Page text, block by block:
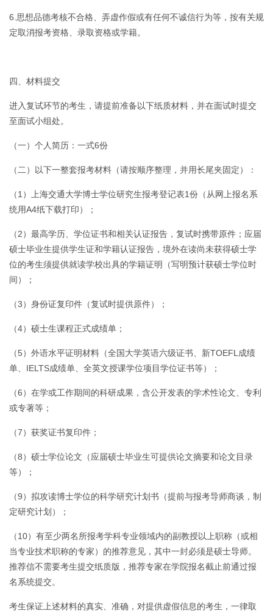
6.思想品德考核不合格、弄虚作假或有任何不诚信行为等，按有关规
定取消报考资格、录取资格或学籍。
四、材料提交
进入复试环节的考生，请提前准备以下纸质材料，并在面试时提交
至面试小组处。
（一）个人简历：一式6份
（二）以下一整套报考材料（请按顺序整理，并用长尾夹固定）：
（1）上海交通大学博士学位研究生报考登记表1份（从网上报名系
统用A4纸下载打印）；
（2）最高学历、学位证书和相关认证报告，复试时携带原件；应届
硕士毕业生提供学生证和学籍认证报告，境外在读尚未获得硕士学
位的考生须提供就读学校出具的学籍证明（写明预计获硕士学位时
间）；
（3）身份证复印件（复试时提供原件）；
（4）硕士生课程正式成绩单；
（5）外语水平证明材料（全国大学英语六级证书、新TOEFL成绩
单、IELTS成绩单、全英文授课学位项目学位证书等）；
（6）在学或工作期间的科研成果，含公开发表的学术性论文、专利
或专著等；
（7）获奖证书复印件；
（8）硕士学位论文（应届硕士毕业生可提供论文摘要和论文目录
等）；
（9）拟攻读博士学位的科学研究计划书（提前与报考导师商谈，制
定研究计划）；
（10）有至少两名所报考学科专业领域内的副教授以上职称（或相
当专业技术职称的专家）的推荐意见，其中一封必须是硕士导师。
推荐信不需要考生提交纸质版，推荐专家在学院报名截止前通过报
名系统提交。
考生保证上述材料的真实、准确，对提供虚假信息的考生，一律取